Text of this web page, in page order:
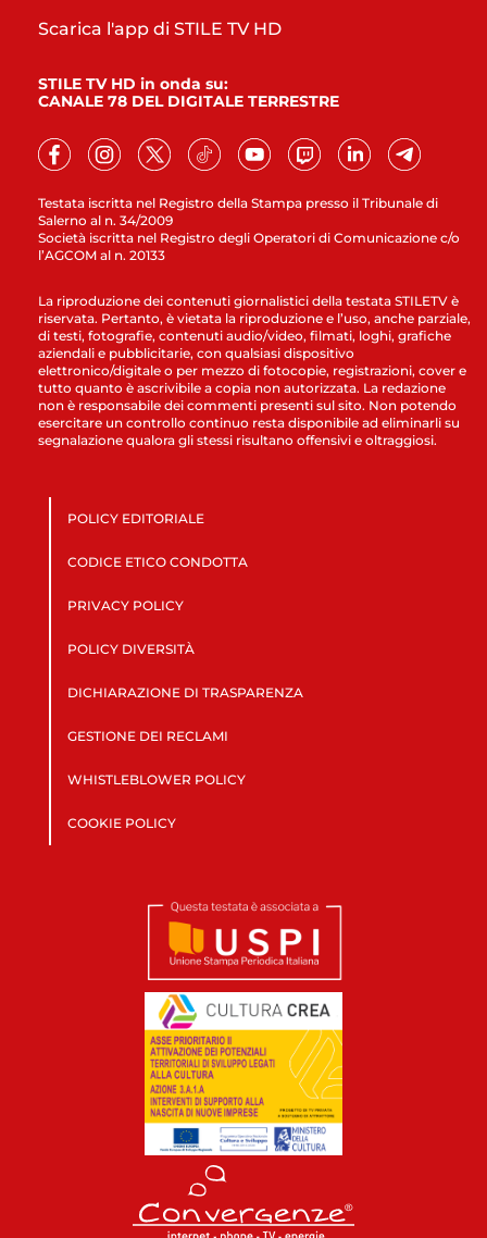
Testata iscritta nel Registro della Stampa presso il Tribunale di
Salerno al n. 34/2009
Società iscritta nel Registro degli Operatori di Comunicazione c/o
l’AGCOM al n. 20133
Scarica l'app di STILE TV HD
STILE TV HD in onda su:
CANALE 78 DEL DIGITALE TERRESTRE
La riproduzione dei contenuti giornalistici della testata STILETV è
riservata. Pertanto, è vietata la riproduzione e l’uso, anche parziale,
di testi, fotografie, contenuti audio/video, filmati, loghi, grafiche
aziendali e pubblicitarie, con qualsiasi dispositivo
elettronico/digitale o per mezzo di fotocopie, registrazioni, cover e
tutto quanto è ascrivibile a copia non autorizzata. La redazione
non è responsabile dei commenti presenti sul sito. Non potendo
esercitare un controllo continuo resta disponibile ad eliminarli su
segnalazione qualora gli stessi risultano offensivi e oltraggiosi.
POLICY EDITORIALE
CODICE ETICO CONDOTTA
PRIVACY POLICY
POLICY DIVERSITÀ
DICHIARAZIONE DI TRASPARENZA
GESTIONE DEI RECLAMI
WHISTLEBLOWER POLICY
COOKIE POLICY